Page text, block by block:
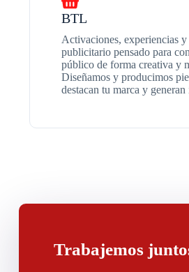
BTL
Activaciones, experiencias y
publicitario pensado para
público de forma creativa y
Diseñamos y producimos
destacan tu marca y
Trabajemos